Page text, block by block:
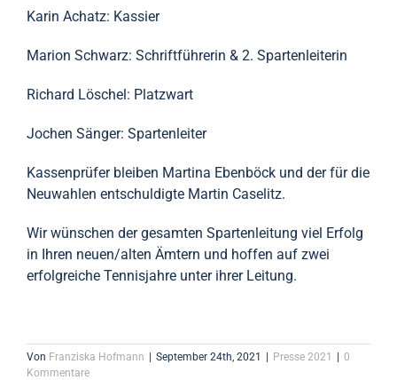
Karin Achatz: Kassier
Marion Schwarz: Schriftführerin & 2. Spartenleiterin
Richard Löschel: Platzwart
Jochen Sänger: Spartenleiter
Kassenprüfer bleiben Martina Ebenböck und der für die
Neuwahlen entschuldigte Martin Caselitz.
Wir wünschen der gesamten Spartenleitung viel Erfolg
in Ihren neuen/alten Ämtern und hoffen auf zwei
erfolgreiche Tennisjahre unter ihrer Leitung.
Von Franziska Hofmann | September 24th, 2021 | Presse 2021 | 0
Kommentare